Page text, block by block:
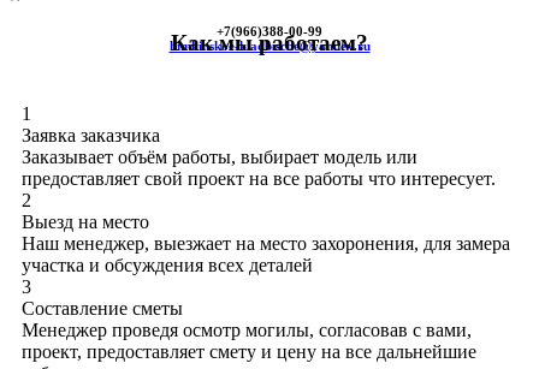
+7(966)388-00-99
himkinskoe-kladbische@yandex.ru
Как мы работаем?
1
Заявка заказчика
Заказывает объём работы, выбирает модель или
предоставляет свой проект на все работы что интересует.
2
Выезд на место
Наш менеджер, выезжает на место захоронения, для замера
участка и обсуждения всех деталей
3
Составление сметы
Менеджер проведя осмотр могилы, согласовав с вами,
проект, предоставляет смету и цену на все дальнейшие